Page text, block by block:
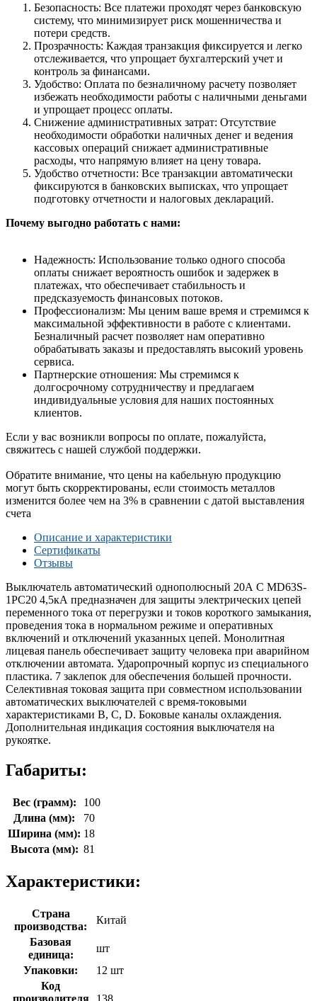
Безопасность: Все платежи проходят через банковскую
систему, что минимизирует риск мошенничества и
потери средств.
Прозрачность: Каждая транзакция фиксируется и легко
отслеживается, что упрощает бухгалтерский учет и
контроль за финансами.
Удобство: Оплата по безналичному расчету позволяет
избежать необходимости работы с наличными деньгами
и упрощает процесс оплаты.
Снижение административных затрат: Отсутствие
необходимости обработки наличных денег и ведения
кассовых операций снижает административные
расходы, что напрямую влияет на цену товара.
Удобство отчетности: Все транзакции автоматически
фиксируются в банковских выписках, что упрощает
подготовку отчетности и налоговых деклараций.
Почему выгодно работать с нами:
Надежность: Использование только одного способа
оплаты снижает вероятность ошибок и задержек в
платежах, что обеспечивает стабильность и
предсказуемость финансовых потоков.
Профессионализм: Мы ценим ваше время и стремимся к
максимальной эффективности в работе с клиентами.
Безналичный расчет позволяет нам оперативно
обрабатывать заказы и предоставлять высокий уровень
сервиса.
Партнерские отношения: Мы стремимся к
долгосрочному сотрудничеству и предлагаем
индивидуальные условия для наших постоянных
клиентов.
Если у вас возникли вопросы по оплате, пожалуйста,
свяжитесь с нашей службой поддержки.
Обратите внимание, что цены на кабельную продукцию
могут быть скорректированы, если стоимость металлов
изменится более чем на 3% в сравнении с датой выставления
счета
Описание и характеристики
Сертификаты
Отзывы
Выключатель автоматический однополюсный 20А C MD63S-
1PC20 4,5кА предназначен для защиты электрических цепей
переменного тока от перегрузки и токов короткого замыкания,
проведения тока в нормальном режиме и оперативных
включений и отключений указанных цепей. Монолитная
лицевая панель обеспечивает защиту человека при аварийном
отключении автомата. Ударопрочный корпус из специального
пластика. 7 заклепок для обеспечения большей прочности.
Селективная токовая защита при совместном использовании
автоматических выключателей с время-токовыми
характеристиками B, C, D. Боковые каналы охлаждения.
Дополнительная индикация состояния выключателя на
рукоятке.
Габариты:
Вес (грамм):
100
Длина (мм):
70
Ширина (мм): 18
Высота (мм): 81
Характеристики:
Страна
производства:
Китай
Базовая
единица:
шт
Упаковки:
12 шт
Код
производителя
138